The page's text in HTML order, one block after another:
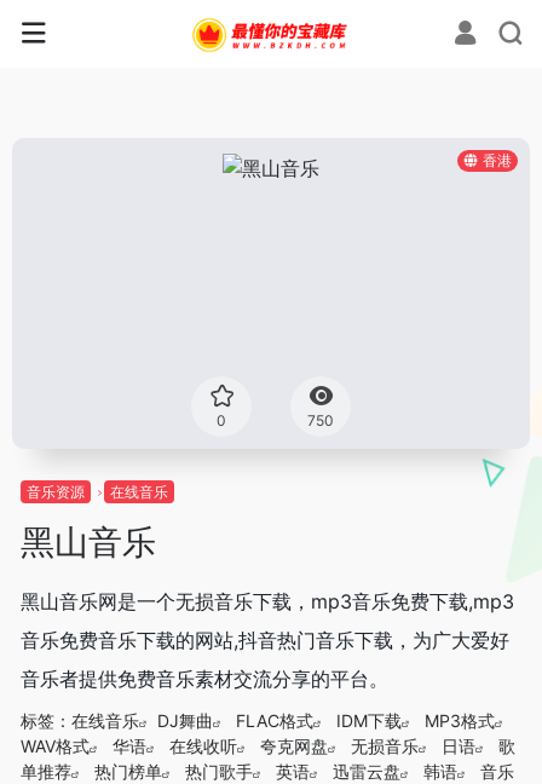
香港
0 750
音乐资源 在线音乐
黑山音乐
黑山音乐网是一个无损音乐下载，mp3音乐免费下载,mp3
音乐免费音乐下载的网站,抖音热门音乐下载，为广大爱好
音乐者提供免费音乐素材交流分享的平台。
标签： 在线音乐 DJ舞曲 FLAC格式 IDM下载
MP3格式
WAV格式
华语 在线收听 夸克网盘 无损音乐 日语
歌
单推荐
热门榜单 热门歌手 英语 迅雷云盘 韩语
音乐